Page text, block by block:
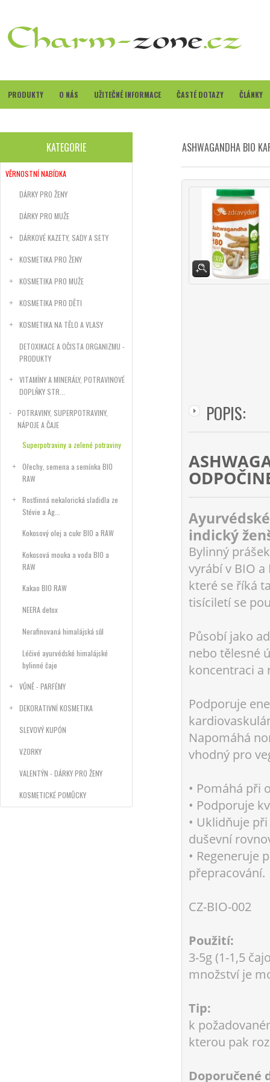
PRODUKTY O NÁS UŽITEČNÉ INFORMACE ČASTÉ DOTAZY ČLÁNKY
KATEGORIE
VĚRNOSTNÍ NABÍDKA
DÁRKY PRO ŽENY
DÁRKY PRO MUŽE
DÁRKOVÉ KAZETY, SADY A SETY
KOSMETIKA PRO ŽENY
KOSMETIKA PRO MUŽE
KOSMETIKA PRO DĚTI
KOSMETIKA NA TĚLO A VLASY
DETOXIKACE A OČISTA ORGANIZMU -
PRODUKTY
VITAMÍNY A MINERÁLY, POTRAVINOVÉ
DOPLŇKY STR...
POTRAVINY, SUPERPOTRAVINY,
NÁPOJE A ČAJE
Superpotraviny a zelené potraviny
Ořechy, semena a semínka BIO
RAW
Rostlinná nekalorická sladidla ze
Stévie a Ag...
Kokosový olej a cukr BIO a RAW
Kokosová mouka a voda BIO a
RAW
Kakao BIO RAW
NEERA detox
Nerafinovaná himalájská sůl
Léčivé ayurvédské himalájské
bylinné čaje
VŮNĚ - PARFÉMY
DEKORATIVNÍ KOSMETIKA
SLEVOVÝ KUPÓN
VZORKY
VALENTÝN - DÁRKY PRO ŽENY
KOSMETICKÉ POMŮCKY
ASHWAGANDHA BIO
POPIS:
indický
Bylinný
vyrábí v BIO
které se říká
tisíciletí se
Působí jako
nebo tělesné
koncentraci a
Podporuje
Napomáhá
vhodný pro
• Pomáhá při
• Podporuje
• Uklidňuje
duševní
• Regeneruje
přepracování.
CZ-BIO-002
Použití:
3-5g (1-1,5
množství je
Tip:
k
kterou pak
Doporučené